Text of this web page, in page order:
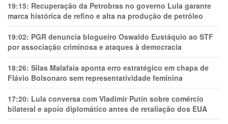
19:15: Recuperação da Petrobras no governo Lula garante
marca histórica de refino e alta na produção de petróleo
19:02: PGR denuncia blogueiro Oswaldo Eustáquio ao STF
por associação criminosa e ataques à democracia
18:26: Silas Malafaia aponta erro estratégico em chapa de
Flávio Bolsonaro sem representatividade feminina
17:20: Lula conversa com Vladimir Putin sobre comércio
bilateral e apoio diplomático antes de retaliação dos EUA